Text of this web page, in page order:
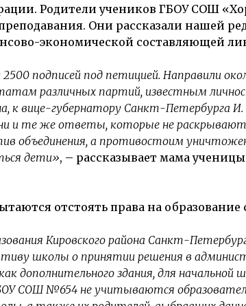
Родители учеников ГБОУ СОШ
Они рассказали нашей
экономической составляющей
подписей под петицией. Направили
различных партий, известным
к вице-губернатору Санкт-Петербурга
и те же ответы, которые не
объединения, а противостоим
дети», – рассказывает мама
отстоять права на образование
Кировского района Санкт-
школы о принятии решения в
дополнительного здания, для
СОШ №654 не учитываются